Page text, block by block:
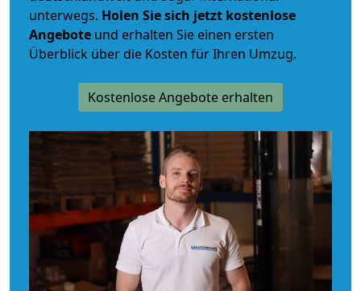
unterwegs. Holen Sie sich jetzt kostenlose
Angebote und erhalten Sie einen ersten
Überblick über die Kosten für Ihren Umzug.
Kostenlose Angebote erhalten